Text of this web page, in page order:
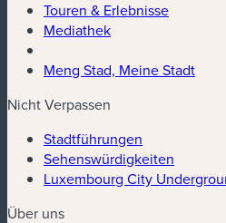
Touren & Erlebnisse
Mediathek
Meng Stad, Meine Stadt
Nicht Verpassen
Stadtführungen
Sehenswürdigkeiten
Luxembourg City
Über uns